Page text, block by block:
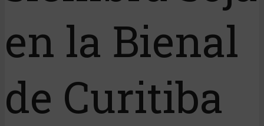
en la Bienal
de Curitiba